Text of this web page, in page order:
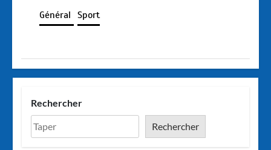
Général Sport
Rechercher
Rechercher